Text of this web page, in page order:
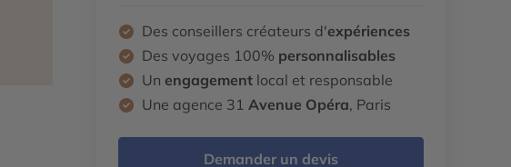
Des conseillers créateurs d'expériences
Des voyages 100% personnalisables
Un engagement local et responsable
Une agence 31 Avenue Opéra, Paris
Demander un devis